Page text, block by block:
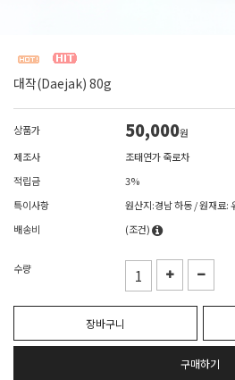
대작(Daejak) 80g
상품가 50,000원
제조사
조태연가 죽로차
적립금
3%
특이사항
원산지:경남 하동 / 원재료:
배송비
(조건)
수량
장바구니
구매하기